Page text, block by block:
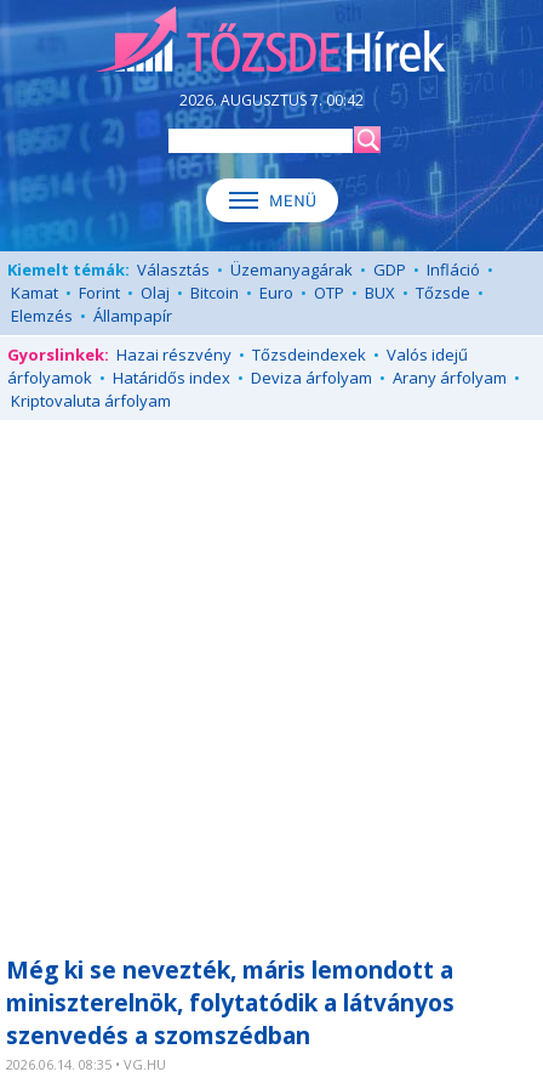
2026. AUGUSZTUS 7. 00:42
Kiemelt témák: Választás • Üzemanyagárak • GDP • Infláció •
Kamat • Forint • Olaj • Bitcoin • Euro • OTP • BUX • Tőzsde •
Elemzés • Állampapír
Gyorslinkek: Hazai részvény • Tőzsdeindexek • Valós idejű
árfolyamok • Határidős index • Deviza árfolyam • Arany árfolyam •
Kriptovaluta árfolyam
Még ki se nevezték, máris lemondott a
miniszterelnök, folytatódik a látványos
szenvedés a szomszédban
2026.06.14. 08:35 • VG.HU